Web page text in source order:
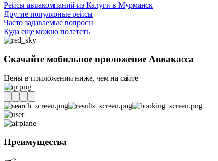
Рейсы авиакомпаний из Калуги в Мурманск
Другие популярные рейсы
Часто задаваемые вопросы
Куда еще можно полететь
Скачайте мобильное приложение Авиакасса
Цены в приложении ниже, чем на сайте
Преимущества